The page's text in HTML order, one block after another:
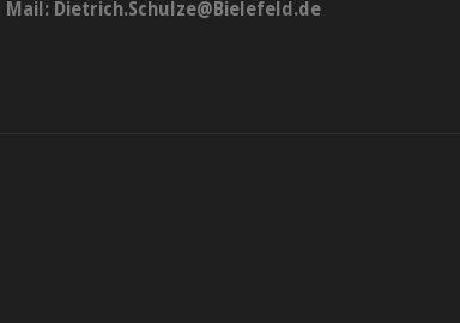
Mail: Dietrich.Schulze@Bielefeld.de